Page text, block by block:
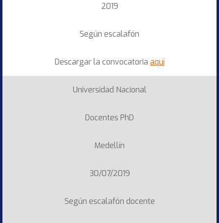
2019
Según escalafón
Descargar la convocatoria aquí
Universidad Nacional
Docentes PhD
Medellín
30/07/2019
Según escalafón docente